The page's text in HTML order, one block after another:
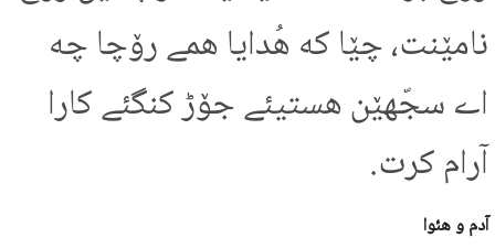
نامێنت، چێا که هُدایا همے رۆچا چه
اے سجّهێن هستیئے جۆڑ کنگئے کارا
آرام کرت.
آدم و هئوا